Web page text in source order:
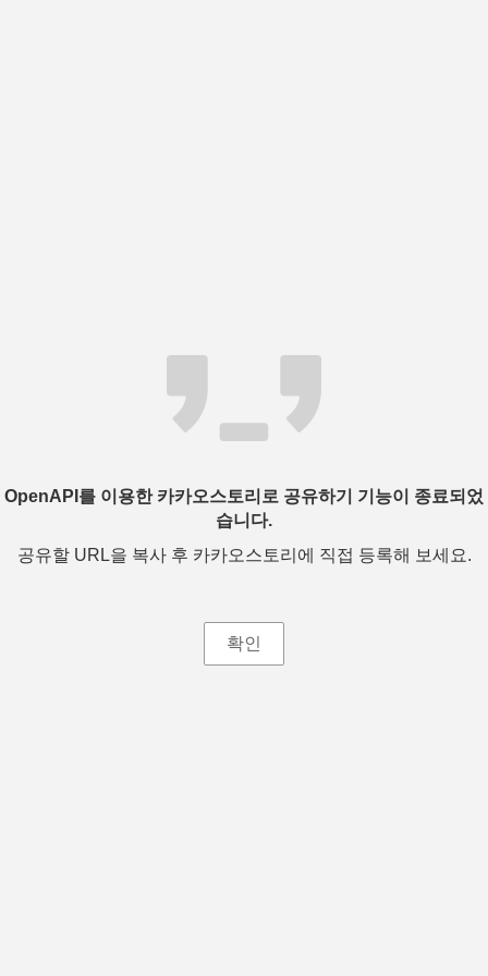
OpenAPI를 이용한 카카오스토리로 공유하기 기능이 종료되었
습니다.
공유할 URL을 복사 후 카카오스토리에 직접 등록해 보세요.
확인